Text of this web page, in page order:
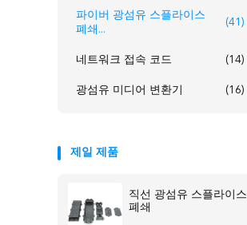
파이버 광섬유 스플라이스
폐쇄...
(41)
네트워크 접속 코드 (14)
광섬유 미디어 변환기 (16)
제일 제품
직선 광섬유 스플라이스
폐쇄